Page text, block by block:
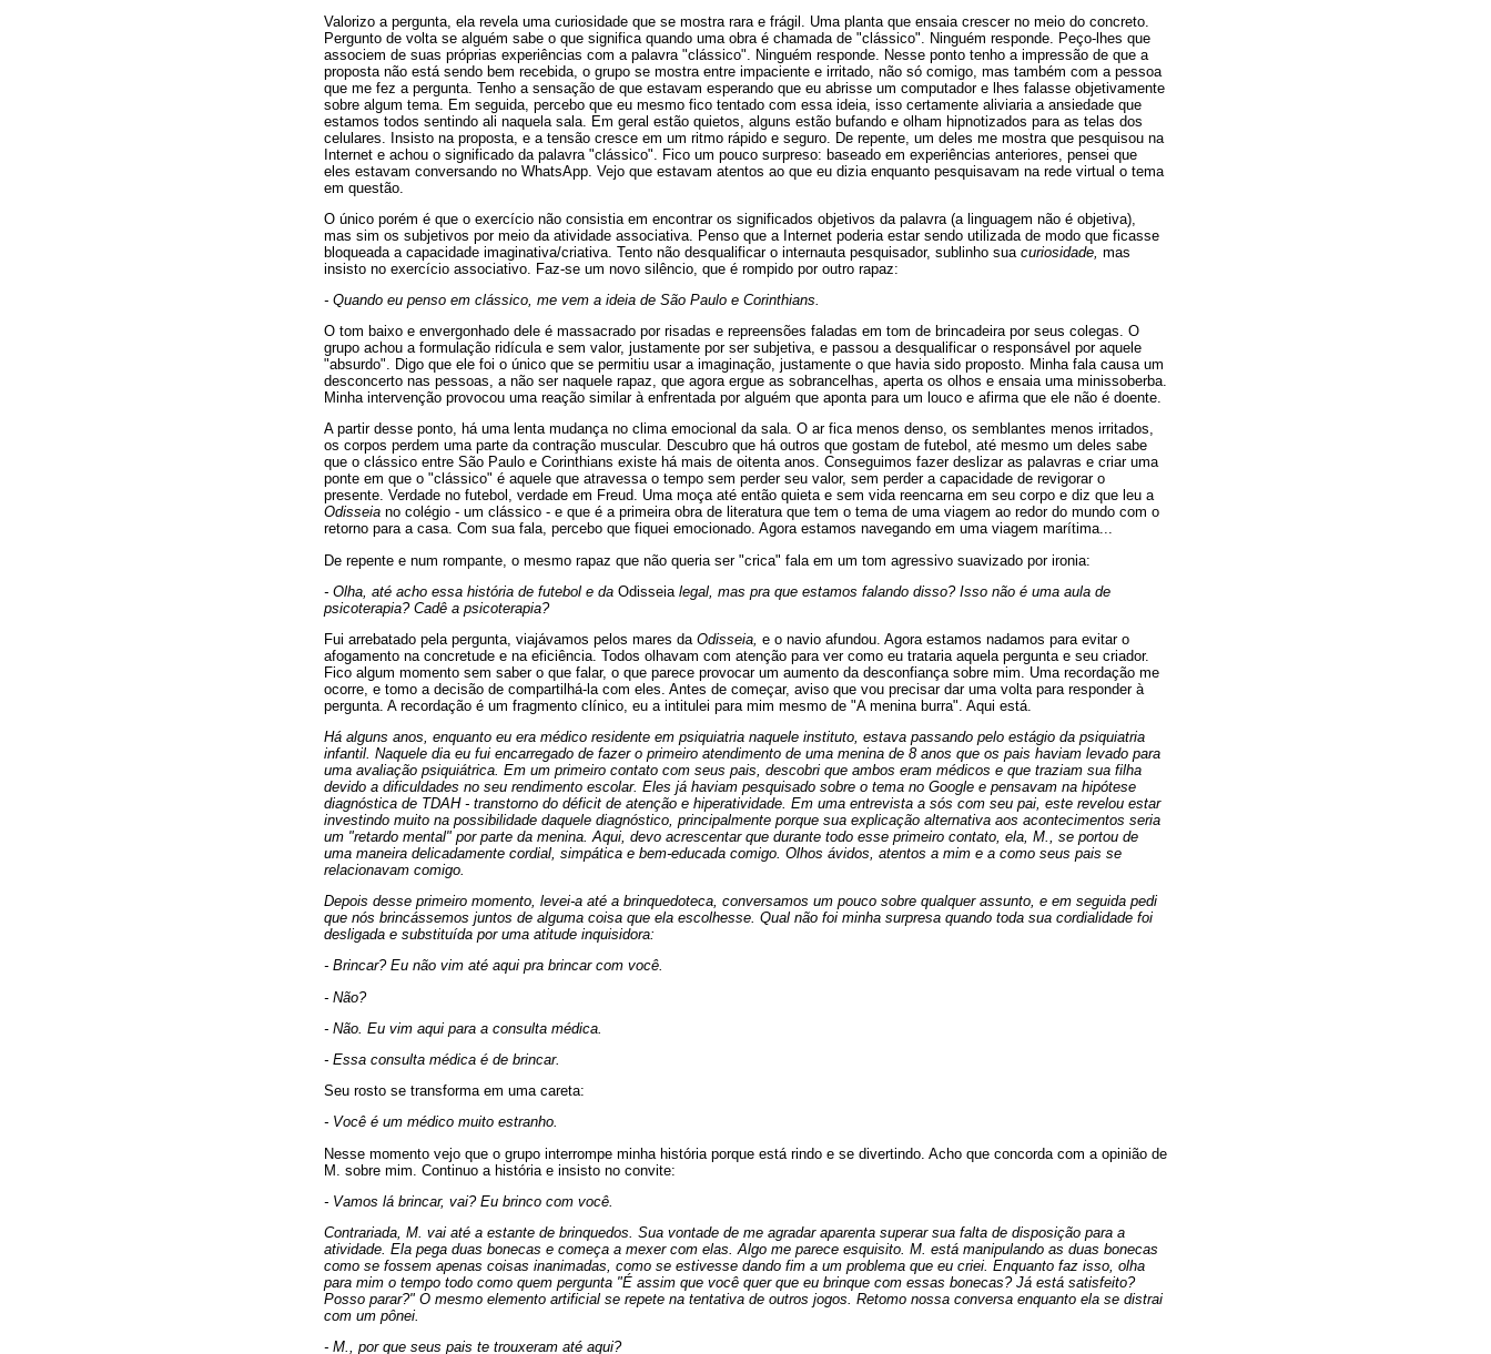
Valorizo a pergunta, ela revela uma curiosidade que se mostra rara e frágil. Uma planta que ensaia crescer no meio do concreto.
Pergunto de volta se alguém sabe o que significa quando uma obra é chamada de "clássico". Ninguém responde. Peço-lhes que
associem de suas próprias experiências com a palavra "clássico". Ninguém responde. Nesse ponto tenho a impressão de que a
proposta não está sendo bem recebida, o grupo se mostra entre impaciente e irritado, não só comigo, mas também com a pessoa
que me fez a pergunta. Tenho a sensação de que estavam esperando que eu abrisse um computador e lhes falasse objetivamente
sobre algum tema. Em seguida, percebo que eu mesmo fico tentado com essa ideia, isso certamente aliviaria a ansiedade que
estamos todos sentindo ali naquela sala. Em geral estão quietos, alguns estão bufando e olham hipnotizados para as telas dos
celulares. Insisto na proposta, e a tensão cresce em um ritmo rápido e seguro. De repente, um deles me mostra que pesquisou na
Internet e achou o significado da palavra "clássico". Fico um pouco surpreso: baseado em experiências anteriores, pensei que
eles estavam conversando no WhatsApp. Vejo que estavam atentos ao que eu dizia enquanto pesquisavam na rede virtual o tema
em questão.
O único porém é que o exercício não consistia em encontrar os significados objetivos da palavra (a linguagem não é objetiva),
mas sim os subjetivos por meio da atividade associativa. Penso que a Internet poderia estar sendo utilizada de modo que ficasse
bloqueada a capacidade imaginativa/criativa. Tento não desqualificar o internauta pesquisador, sublinho sua curiosidade, mas
insisto no exercício associativo. Faz-se um novo silêncio, que é rompido por outro rapaz:
- Quando eu penso em clássico, me vem a ideia de São Paulo e Corinthians.
O tom baixo e envergonhado dele é massacrado por risadas e repreensões faladas em tom de brincadeira por seus colegas. O
grupo achou a formulação ridícula e sem valor, justamente por ser subjetiva, e passou a desqualificar o responsável por aquele
"absurdo". Digo que ele foi o único que se permitiu usar a imaginação, justamente o que havia sido proposto. Minha fala causa um
desconcerto nas pessoas, a não ser naquele rapaz, que agora ergue as sobrancelhas, aperta os olhos e ensaia uma minissoberba.
Minha intervenção provocou uma reação similar à enfrentada por alguém que aponta para um louco e afirma que ele não é doente.
A partir desse ponto, há uma lenta mudança no clima emocional da sala. O ar fica menos denso, os semblantes menos irritados,
os corpos perdem uma parte da contração muscular. Descubro que há outros que gostam de futebol, até mesmo um deles sabe
que o clássico entre São Paulo e Corinthians existe há mais de oitenta anos. Conseguimos fazer deslizar as palavras e criar uma
ponte em que o "clássico" é aquele que atravessa o tempo sem perder seu valor, sem perder a capacidade de revigorar o
presente. Verdade no futebol, verdade em Freud. Uma moça até então quieta e sem vida reencarna em seu corpo e diz que leu a
Odisseia no colégio - um clássico - e que é a primeira obra de literatura que tem o tema de uma viagem ao redor do mundo com o
retorno para a casa. Com sua fala, percebo que fiquei emocionado. Agora estamos navegando em uma viagem marítima...
De repente e num rompante, o mesmo rapaz que não queria ser "crica" fala em um tom agressivo suavizado por ironia:
- Olha, até acho essa história de futebol e da Odisseia legal, mas pra que estamos falando disso? Isso não é uma aula de
psicoterapia? Cadê a psicoterapia?
Fui arrebatado pela pergunta, viajávamos pelos mares da Odisseia, e o navio afundou. Agora estamos nadamos para evitar o
afogamento na concretude e na eficiência. Todos olhavam com atenção para ver como eu trataria aquela pergunta e seu criador.
Fico algum momento sem saber o que falar, o que parece provocar um aumento da desconfiança sobre mim. Uma recordação me
ocorre, e tomo a decisão de compartilhá-la com eles. Antes de começar, aviso que vou precisar dar uma volta para responder à
pergunta. A recordação é um fragmento clínico, eu a intitulei para mim mesmo de "A menina burra". Aqui está.
Há alguns anos, enquanto eu era médico residente em psiquiatria naquele instituto, estava passando pelo estágio da psiquiatria
infantil. Naquele dia eu fui encarregado de fazer o primeiro atendimento de uma menina de 8 anos que os pais haviam levado para
uma avaliação psiquiátrica. Em um primeiro contato com seus pais, descobri que ambos eram médicos e que traziam sua filha
devido a dificuldades no seu rendimento escolar. Eles já haviam pesquisado sobre o tema no Google e pensavam na hipótese
diagnóstica de TDAH - transtorno do déficit de atenção e hiperatividade. Em uma entrevista a sós com seu pai, este revelou estar
investindo muito na possibilidade daquele diagnóstico, principalmente porque sua explicação alternativa aos acontecimentos seria
um "retardo mental" por parte da menina. Aqui, devo acrescentar que durante todo esse primeiro contato, ela, M., se portou de
uma maneira delicadamente cordial, simpática e bem-educada comigo. Olhos ávidos, atentos a mim e a como seus pais se
relacionavam comigo.
Depois desse primeiro momento, levei-a até a brinquedoteca, conversamos um pouco sobre qualquer assunto, e em seguida pedi
que nós brincássemos juntos de alguma coisa que ela escolhesse. Qual não foi minha surpresa quando toda sua cordialidade foi
desligada e substituída por uma atitude inquisidora:
- Brincar? Eu não vim até aqui pra brincar com você.
- Não?
- Não. Eu vim aqui para a consulta médica.
- Essa consulta médica é de brincar.
Seu rosto se transforma em uma careta:
- Você é um médico muito estranho.
Nesse momento vejo que o grupo interrompe minha história porque está rindo e se divertindo. Acho que concorda com a opinião de
M. sobre mim. Continuo a história e insisto no convite:
- Vamos lá brincar, vai? Eu brinco com você.
Contrariada, M. vai até a estante de brinquedos. Sua vontade de me agradar aparenta superar sua falta de disposição para a
atividade. Ela pega duas bonecas e começa a mexer com elas. Algo me parece esquisito. M. está manipulando as duas bonecas
como se fossem apenas coisas inanimadas, como se estivesse dando fim a um problema que eu criei. Enquanto faz isso, olha
para mim o tempo todo como quem pergunta "É assim que você quer que eu brinque com essas bonecas? Já está satisfeito?
Posso parar?" O mesmo elemento artificial se repete na tentativa de outros jogos. Retomo nossa conversa enquanto ela se distrai
com um pônei.
- M., por que seus pais te trouxeram até aqui?